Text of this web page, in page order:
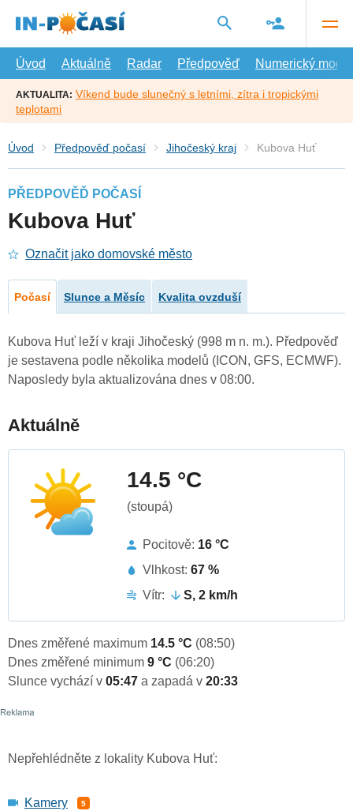
hlavní
Úvod
Aktuálně Radar Předpověď Numerický model
AKTUALITA: Víkend bude slunečný s letními, zítra i tropickými
teplotami
Úvod Předpověď počasí Jihočeský kraj Kubova Huť
PŘEDPOVĚĎ POČASÍ
Kubova Huť
Označit jako domovské město
Počasí Slunce a Měsíc Kvalita ovzduší
Kubova Huť leží v kraji Jihočeský (998 m n. m.). Předpověď
je sestavena podle několika modelů (ICON, GFS, ECMWF).
Naposledy byla aktualizována dnes v 08:00.
Aktuálně
14.5 °C
(stoupá)
Pocitově: 16 °C
Vlhkost: 67 %
Vítr:
S, 2 km/h
Dnes změřené maximum 14.5 °C (08:50)
Dnes změřené minimum 9 °C (06:20)
Slunce vychází v 05:47 a zapadá v 20:33
Nepřehlédněte z lokality Kubova Huť:
Kamery 5